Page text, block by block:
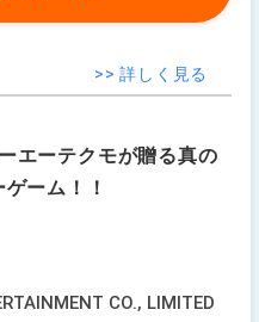
>> 詳しく見る
エーテクモが贈る真の
ーム！！
CO., LIMITED